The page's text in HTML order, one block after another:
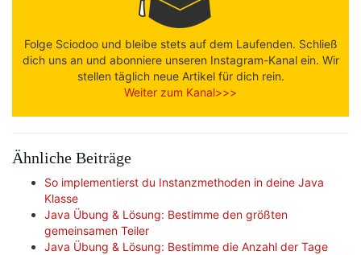
Folge Sciodoo und bleibe stets auf dem Laufenden. Schließ
dich uns an und abonniere unseren Instagram-Kanal ein. Wir
stellen täglich neue Artikel für dich rein.
Weiter zum Kanal>>>
Ähnliche Beiträge
So implementierst du Instanzmethoden in deine Java
Klasse
Java Übung & Lösung: Bestimme den größten
gemeinsamen Teiler
Java Übung & Lösung: Bestimme die Anzahl der Tage